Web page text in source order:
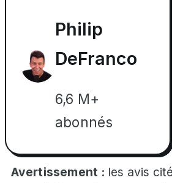
Philip
DeFranco
6,6 M+
abonnés
Avertissement : les avis